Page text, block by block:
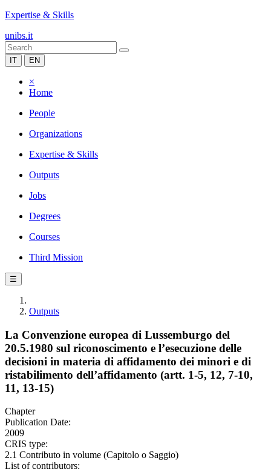
Expertise & Skills
unibs.it
IT EN
×
Home
People
Organizations
Expertise & Skills
Outputs
Jobs
Degrees
Courses
Third Mission
☰
Outputs
La Convenzione europea di Lussemburgo del
20.5.1980 sul riconoscimento e l’esecuzione delle
decisioni in materia di affidamento dei minori e di
ristabilimento dell’affidamento (artt. 1-5, 12, 7-10,
11, 13-15)
Chapter
Publication Date:
2009
CRIS type:
2.1 Contributo in volume (Capitolo o Saggio)
List of contributors: